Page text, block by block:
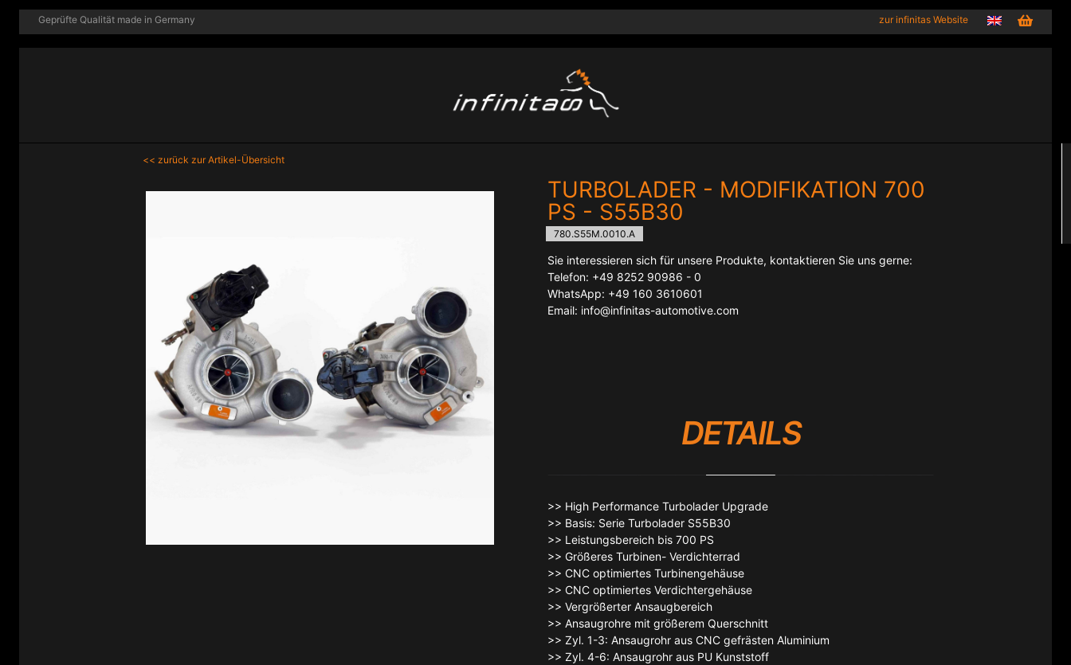
Geprüfte Qualität made in Germany zur infinitas Website
<< zurück zur Artikel-Übersicht
TURBOLADER - MODIFIKATION 700
PS - S55B30
780.S55M.0010.A
Sie interessieren sich für unsere Produkte, kontaktieren Sie uns gerne:
Telefon: +49 8252 90986 - 0
WhatsApp: +49 160 3610601
Email: info@infinitas-automotive.com
DETAILS
>> High Performance Turbolader Upgrade
>> Basis: Serie Turbolader S55B30
>> Leistungsbereich bis 700 PS
>> Größeres Turbinen- Verdichterrad
>> CNC optimiertes Turbinengehäuse
>> CNC optimiertes Verdichtergehäuse
>> Vergrößerter Ansaugbereich
>> Ansaugrohre mit größerem Querschnitt
>> Zyl. 1-3: Ansaugrohr aus CNC gefrästen Aluminium
>> Zyl. 4-6: Ansaugrohr aus PU Kunststoff